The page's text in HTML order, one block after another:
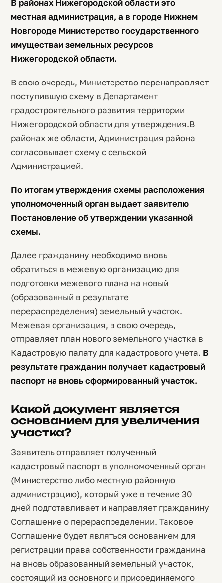
В районах Нижегородской области это
местная администрация, а в городе Нижнем
Новгороде Министерство государственного
имуществаи земельных ресурсов
Нижегородской области.
В свою очередь, Министерство перенаправляет
поступившую схему в Департамент
градостроительного развития территории
Нижегородской области для утверждения.В
районах же области, Администрация района
согласовывает схему с сельской
Администрацией.
По итогам утверждения схемы расположения
уполномоченный орган выдает заявителю
Постановление об утверждении указанной
схемы.
Далее гражданину необходимо вновь
обратиться в межевую организацию для
подготовки межевого плана на новый
(образованный в результате
перераспределения) земельный участок.
Межевая организация, в свою очередь,
отправляет план нового земельного участка в
Кадастровую палату для кадастрового учета. В
результате гражданин получает кадастровый
паспорт на вновь сформированный участок.
Какой документ является
основанием для увеличения
участка?
Заявитель отправляет полученный
кадастровый паспорт в уполномоченный орган
(Министерство либо местную районную
администрацию), который уже в течение 30
дней подготавливает и направляет гражданину
Соглашение о перераспределении. Таковое
Соглашение будет являться основанием для
регистрации права собственности гражданина
на вновь образованный земельный участок,
состоящий из основного и присоединяемого